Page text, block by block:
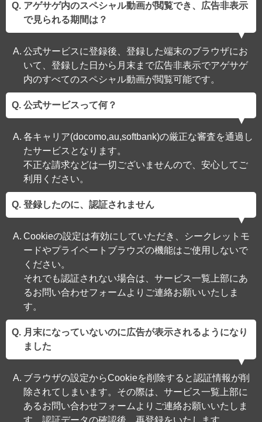
アゲサゲ内のスペシャル動画が閲覧でき、広告非表示
で見られる期間は？
公式サービスに登録後、登録した端末のブラウザにお
いて、登録した日から月末まで広告非表示でアゲサゲ
内のすべてのスペシャル動画が閲覧可能です。
公式サービスって何？
各キャリア(docomo,au,softbank)の厳正な審査を通過し
たサービスとなります。
不正な請求などは一切ございませんので、安心してご
利用ください。
登録したのに、認証されません
Cookieの設定は有効にしていただき、シークレットモ
ードやプライベートブラウズの機能はご使用しないで
ください。
それでも認証されない場合は、サービス一覧上部にあ
るお問い合わせフォームよりご連絡お願いいたしま
す。
月末になっていないのに広告が表示されるようになり
ました
ブラウザの設定からCookieを削除すると認証情報が削
除されてしまいます。その際は、サービス一覧上部に
あるお問い合わせフォームよりご連絡お願いいたしま